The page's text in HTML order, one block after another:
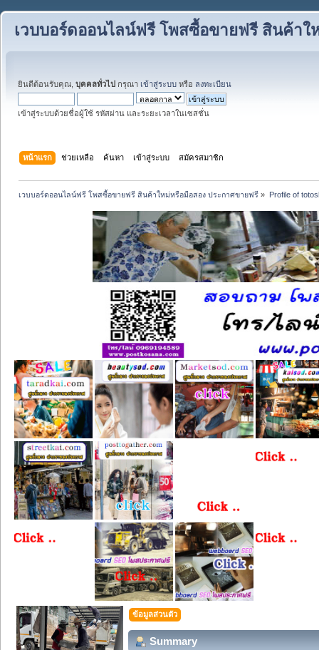
เวบบอร์ดออนไลน์ฟรี โพสซื้อขายฟรี สินค้า
ยินดีต้อนรับคุณ, บุคคลทั่วไป กรุณา เข้าสู่ระบบ หรือ ลงทะเบียน
เข้าสู่ระบบด้วยชื่อผู้ใช้ รหัสผ่าน และระยะเวลาในเซสชั่น
หน้าแรก ช่วยเหลือ ค้นหา เข้าสู่ระบบ สมัครสมาชิก
เวบบอร์ดออนไลน์ฟรี โพสซื้อขายฟรี สินค้าใหม่หรือมือสอง ประกาศขายฟรี » Profile of
ข้อมูลส่วนตัว
Summary